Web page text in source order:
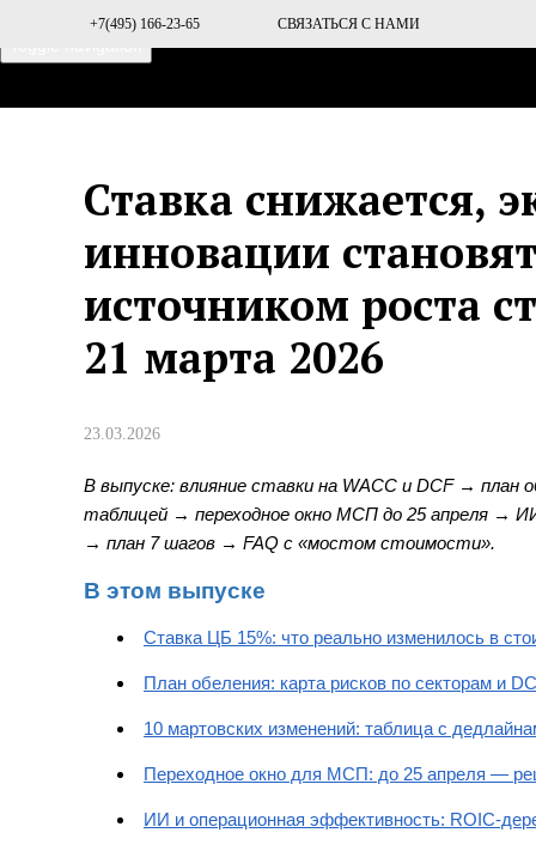
+7(495) 166-23-65 СВЯЗАТЬСЯ С НАМИ
Ставка снижается,
инновации
источником роста
21 марта 2026
23.03.2026
В выпуске: влияние ставки на WACC и DCF → план
таблицей → переходное окно МСП до 25 апреля →
→ план 7 шагов → FAQ с «мостом стоимости».
В этом выпуске
Ставка ЦБ 15%: что реально изменилось в
План обеления: карта рисков по секторам и
10 мартовских изменений: таблица с
Переходное окно для МСП: до 25 апреля —
ИИ и операционная эффективность: ROIC-